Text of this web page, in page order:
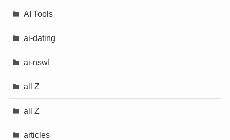
AI Tools
ai-dating
ai-nswf
all Z
all Z
articles